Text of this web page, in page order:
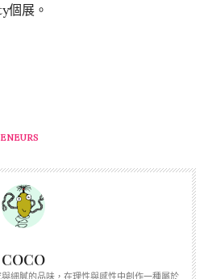
個展。
COCO
細膩的品味，在理性與感性中創作一種屬於